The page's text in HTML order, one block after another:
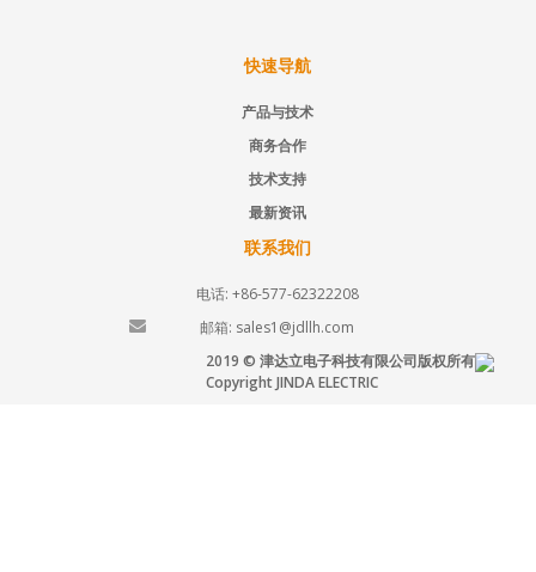
快速导航
产品与技术
商务合作
技术支持
最新资讯
联系我们
电话: +86-577-62322208
邮箱: sales1@jdllh.com
2019 © 津达立电子科技有限公司版权所有
Copyright JINDA ELECTRIC